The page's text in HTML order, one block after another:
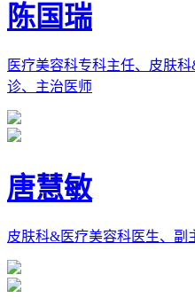
陈国瑞
医疗美容科专科主任、皮肤
诊、主治医师
唐慧敏
皮肤科&医疗美容科医生、副